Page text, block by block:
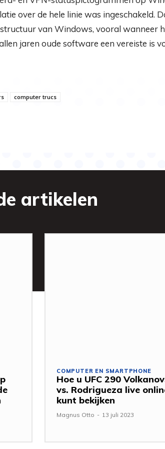
over de hele linie was ingeschakeld.
van Windows, vooral wanneer
jaren oude software een vereiste is
computer trucs
artikelen
COMPUTER EN SMARTPHONE
Hoe u UFC 290
vs. Rodrigueza live
kunt bekijken
Magnus Otto - 13 juli 2023